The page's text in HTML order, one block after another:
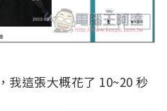
我這張大概花了 10~20 秒